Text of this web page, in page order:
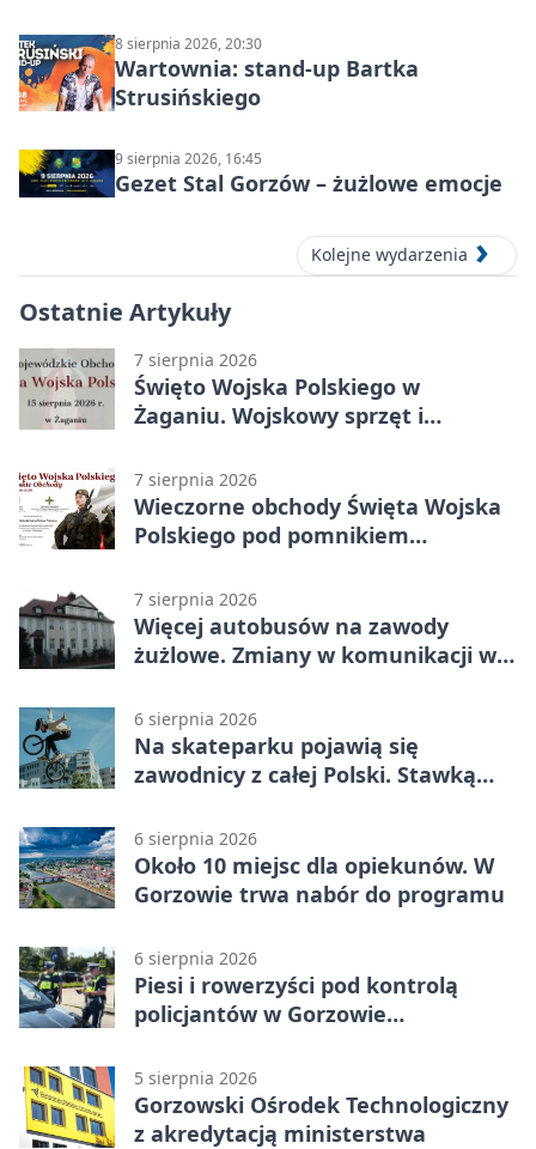
8 sierpnia 2026, 20:30
Wartownia: stand-up Bartka
Strusińskiego
9 sierpnia 2026, 16:45
Gezet Stal Gorzów – żużlowe emocje
Kolejne wydarzenia
Ostatnie Artykuły
7 sierpnia 2026
Święto Wojska Polskiego w
Żaganiu. Wojskowy sprzęt i
7 sierpnia 2026
Wieczorne obchody Święta Wojska
Polskiego pod pomnikiem
7 sierpnia 2026
Więcej autobusów na zawody
żużlowe. Zmiany w komunikacji w
6 sierpnia 2026
Na skateparku pojawią się
zawodnicy z całej Polski. Stawką
6 sierpnia 2026
Około 10 miejsc dla opiekunów. W
Gorzowie trwa nabór do programu
6 sierpnia 2026
Piesi i rowerzyści pod kontrolą
policjantów w Gorzowie
5 sierpnia 2026
Gorzowski Ośrodek Technologiczny
z akredytacją ministerstwa